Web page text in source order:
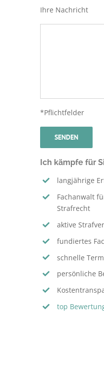
Ihre Nachricht
*Pflichtfelder
Ich kämpfe für
langjährige
Fachanwalt
Strafrecht
aktive
fundiertes
schnelle
persönliche
top